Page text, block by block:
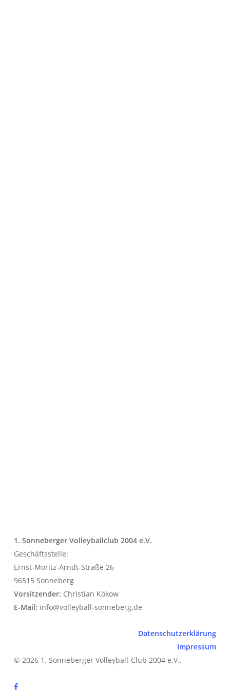
1. Sonneberger Volleyballclub 2004 e.V.
Geschäftsstelle:
Ernst-Moritz-Arndt-Straße 26
96515 Sonneberg
Vorsitzender: Christian Kökow
E-Mail: info@volleyball-sonneberg.de
Datenschutzerklärung
Impressum
© 2026 1. Sonneberger Volleyball-Club 2004 e.V..
facebook